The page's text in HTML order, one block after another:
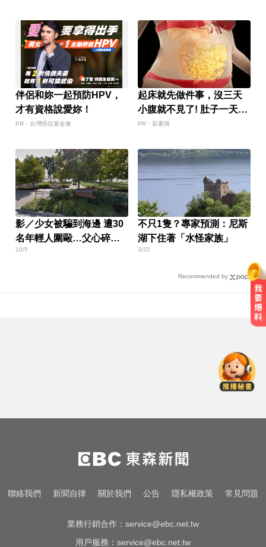
伴侶和妳一起預防HPV，
才有資格說愛妳！
PR・台灣癌症基金會
起床就先做件事，沒三天
小腹就不見了! 肚子一天天
變小！
PR・新素簡
影／少女被騙到海邊 遭30
名年輕人圍毆…父心碎發
聲
10/5
不只1隻？專家預測：尼斯
湖下住著「水怪家族」
3/22
Recommended by
DB12 S登場
金牌員工轉投李多慧！剪輯師突暴
紅狂接20業配 Joeman 認：我也會
颱風假怎麼放？停班課標準、宣布
聯絡我們 新聞自律 關於我們 公告 隱私權政策 常見問題
業務行銷合作： service@ebc.net.tw
用戶服務： service@ebc.net.tw